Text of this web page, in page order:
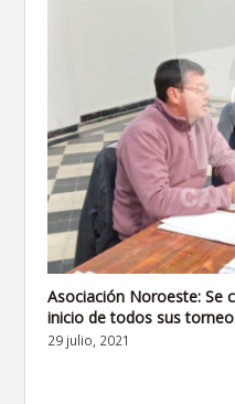
Asociación Noroeste: Se
inicio de todos sus
29 julio, 2021